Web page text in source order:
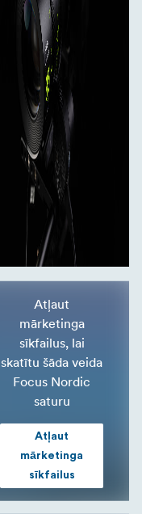
Atļaut
mārketinga
sīkfailus, lai
skatītu šāda veida
Focus Nordic
saturu
Atļaut
mārketinga
sīkfailus